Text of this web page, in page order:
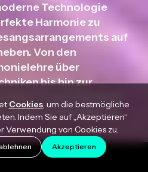
Technologie
Harmonie zu
auf
Von den
über
bis hin zur
dieser Artikel alles ab.
Cookies, um die bestmögliche
Indem Sie auf „Akzeptieren“
Verwendung von Cookies zu.
Akzeptieren